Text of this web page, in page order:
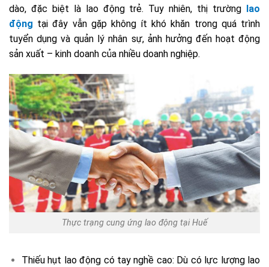
dào, đặc biệt là lao động trẻ. Tuy nhiên, thị trường lao
động tại đây vẫn gặp không ít khó khăn trong quá trình
tuyển dụng và quản lý nhân sự, ảnh hưởng đến hoạt động
sản xuất – kinh doanh của nhiều doanh nghiệp.
Thực trạng cung ứng lao động tại Huế
Thiếu hụt lao động có tay nghề cao: Dù có lực lượng lao